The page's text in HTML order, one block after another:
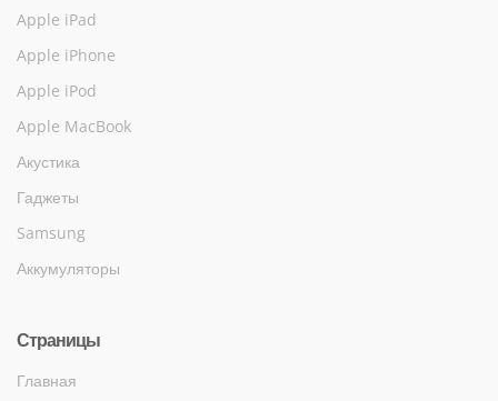
Apple iPad
Apple iPhone
Apple iPod
Apple MacBook
Акустика
Гаджеты
Samsung
Аккумуляторы
Страницы
Главная